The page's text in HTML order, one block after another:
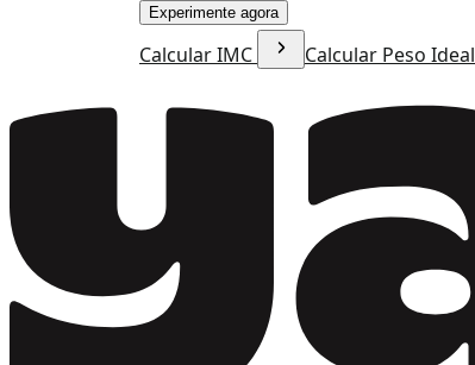
Experimente agora
Calcular IMC Calcular Peso Ideal